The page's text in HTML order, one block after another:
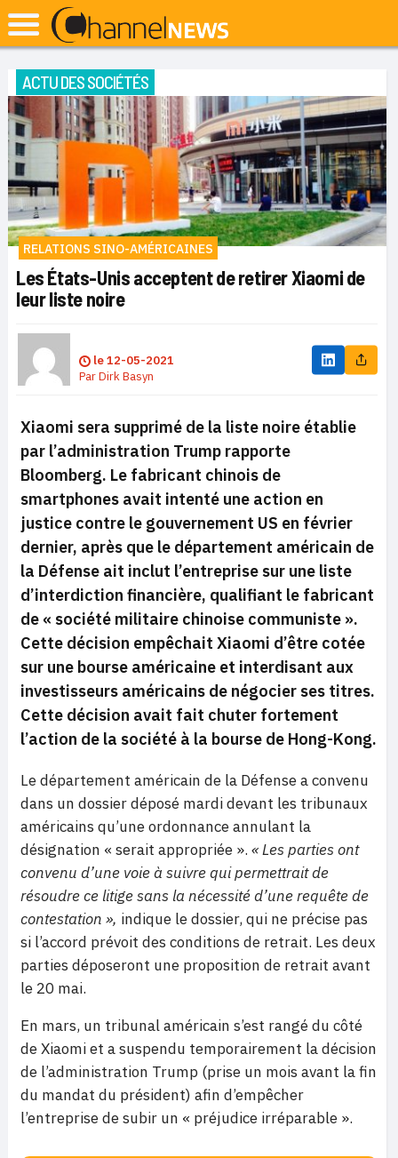
ACTU DES SOCIÉTÉS
RELATIONS SINO-AMÉRICAINES
Les États-Unis acceptent de retirer Xiaomi de
leur liste noire
le12-05-2021
ParDirk Basyn
Xiaomi sera supprimé de la liste noire établie
par l’administration Trump rapporte
Bloomberg. Le fabricant chinois de
smartphones avait intenté une action en
justice contre le gouvernement US en février
dernier, après que le département américain de
la Défense ait inclut l’entreprise sur une liste
d’interdiction financière, qualifiant le fabricant
de « société militaire chinoise communiste ».
Cette décision empêchait Xiaomi d’être cotée
sur une bourse américaine et interdisant aux
investisseurs américains de négocier ses titres.
Cette décision avait fait chuter fortement
l’action de la société à la bourse de Hong-Kong.
Le département américain de la Défense a convenu
dans un dossier déposé mardi devant les tribunaux
américains qu’une ordonnance annulant la
désignation « serait appropriée ». « Les parties ont
convenu d’une voie à suivre qui permettrait de
résoudre ce litige sans la nécessité d’une requête de
contestation », indique le dossier, qui ne précise pas
si l’accord prévoit des conditions de retrait. Les deux
parties déposeront une proposition de retrait avant
le 20 mai.
En mars, un tribunal américain s’est rangé du côté
de Xiaomi et a suspendu temporairement la décision
de l’administration Trump (prise un mois avant la fin
du mandat du président) afin d’empêcher
l’entreprise de subir un « préjudice irréparable ».